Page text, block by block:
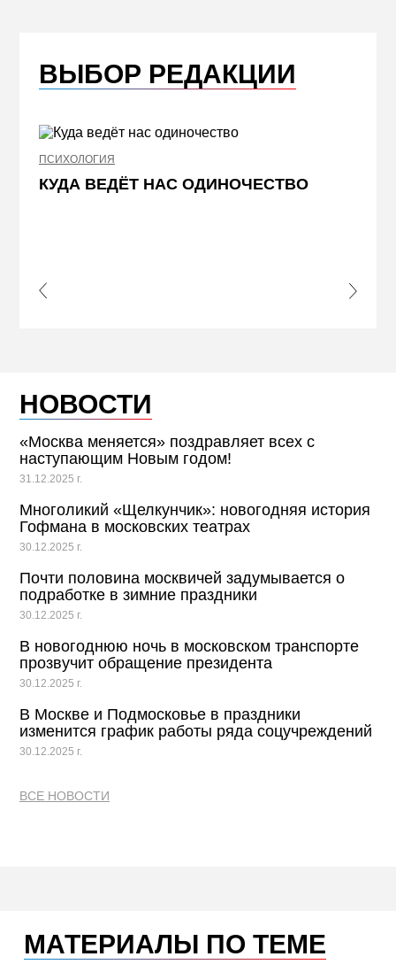
ВЫБОР РЕДАКЦИИ
ПСИХОЛОГИЯ
КУДА ВЕДЁТ НАС ОДИНОЧЕСТВО
Slide
Next
НОВОСТИ
«Москва меняется» поздравляет всех с
наступающим Новым годом!
31.12.2025 г.
Многоликий «Щелкунчик»: новогодняя история
Гофмана в московских театрах
30.12.2025 г.
Почти половина москвичей задумывается о
подработке в зимние праздники
30.12.2025 г.
В новогоднюю ночь в московском транспорте
прозвучит обращение президента
30.12.2025 г.
В Москве и Подмосковье в праздники
изменится график работы ряда соцучреждений
30.12.2025 г.
ВСЕ НОВОСТИ
МАТЕРИАЛЫ ПО ТЕМЕ